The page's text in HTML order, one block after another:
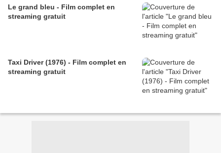
Le grand bleu - Film complet en
streaming gratuit
Taxi Driver (1976) - Film complet en
streaming gratuit